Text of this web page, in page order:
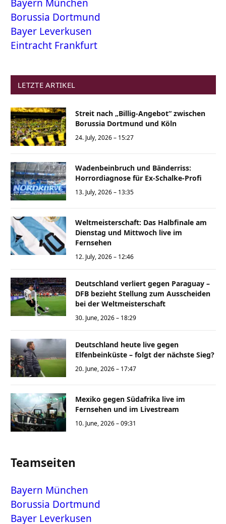
Bayern München
Borussia Dortmund
Bayer Leverkusen
Eintracht Frankfurt
LETZTE ARTIKEL
Streit nach „Billig-Angebot“ zwischen
Borussia Dortmund und Köln
24. July, 2026 – 15:27
Wadenbeinbruch und Bänderriss:
Horrordiagnose für Ex-Schalke-Profi
13. July, 2026 – 13:35
Weltmeisterschaft: Das Halbfinale am
Dienstag und Mittwoch live im
Fernsehen
12. July, 2026 – 12:46
Deutschland verliert gegen Paraguay –
DFB bezieht Stellung zum Ausscheiden
bei der Weltmeisterschaft
30. June, 2026 – 18:29
Deutschland heute live gegen
Elfenbeinküste – folgt der nächste Sieg?
20. June, 2026 – 17:47
Mexiko gegen Südafrika live im
Fernsehen und im Livestream
10. June, 2026 – 09:31
Teamseiten
Bayern München
Borussia Dortmund
Bayer Leverkusen